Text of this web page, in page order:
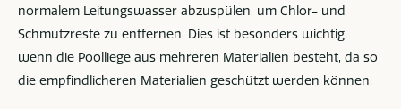
normalem Leitungswasser abzuspülen, um Chlor- und
Schmutzreste zu entfernen. Dies ist besonders wichtig,
wenn die Poolliege aus mehreren Materialien besteht, da so
die empfindlicheren Materialien geschützt werden können.